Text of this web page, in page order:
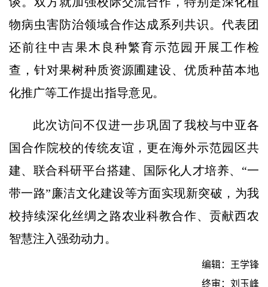
物病虫害防治领域合作达成系列共识。代表团
还前往中吉果木良种繁育示范园开展工作检
查，针对果树种质资源圃建设、优质种苗本地
化推广等工作提出指导意见。
此次访问不仅进一步巩固了我校与中亚各
国合作院校的传统友谊，更在海外示范园区共
建、联合科研平台搭建、国际化人才培养、“一
带一路”廉洁文化建设等方面实现新突破，为我
校持续深化丝绸之路农业科教合作、贡献西农
智慧注入强劲动力。
编辑：王学锋
终审：刘玉峰